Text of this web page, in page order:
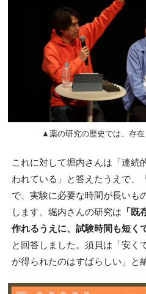
▲薬の研究の歴史では、存
これに対して堀内さんは「連続
われている」と答えたうえで、
で、実験に必要な時間が長いも
します。堀内さんの研究は 「既
作れるうえに、試験時間も短く
と回答しました。須貝は「安く
が得られたのはすばらしい」と